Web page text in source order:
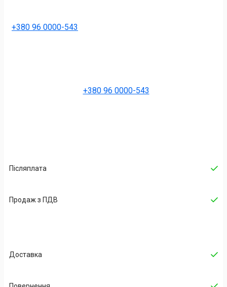
+380 96 0000-543
+380 96 0000-543
Післяплата
Продаж з ПДВ
Доставка